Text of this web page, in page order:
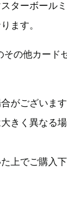
ターボール
ます。
の他カード
がございます
きく異なる場
上でご購入下